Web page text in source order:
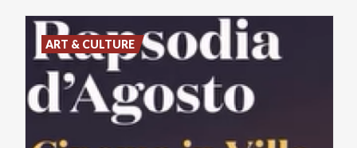
ART & CULTURE